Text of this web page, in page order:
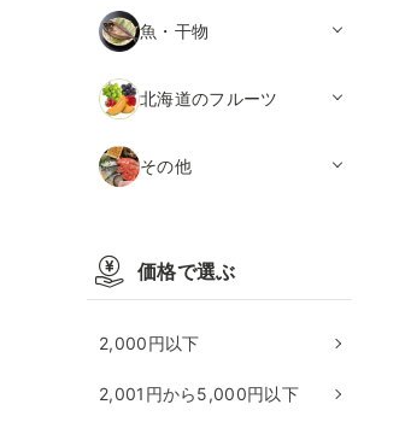
魚・干物
北海道のフルーツ
その他
価格で選ぶ
2,000円以下
2,001円から5,000円以下